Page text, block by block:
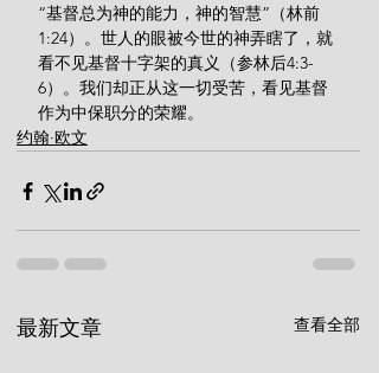
“基督总为神的能力，神的智慧”（林前
1:24）。世人的眼被今世的神弄瞎了，就
看不见基督十字架的真义（参林后4:3-
6）。我们却正从这一切受苦，看见基督
作为中保职分的荣耀。
约翰·欧文
最新文章 查看全部